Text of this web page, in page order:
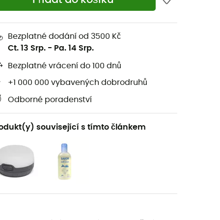
Bezplatné dodání od 3500 Kč
Ct. 13 Srp. - Pa. 14 Srp.
Bezplatné vrácení do 100 dnů
+1 000 000 vybavených dobrodruhů
Odborné poradenství
související s tímto článkem